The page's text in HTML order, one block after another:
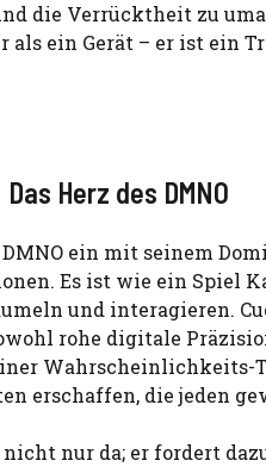
die Verrücktheit zu
als ein Gerät – er ist ein
Herz des DMNO
ein mit seinem
Es ist wie ein Spiel
und interagieren.
rohe digitale
Wahrscheinlichkeits-
erschaffen, die jeden
nur da; er fordert